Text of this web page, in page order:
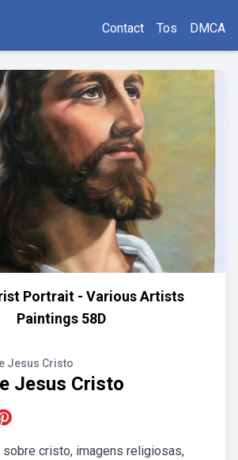
Contact Tos DMCA
Portrait - Various Artists
Paintings 58D
Jesus Cristo
Jesus Cristo
cristo, imagens religiosas,